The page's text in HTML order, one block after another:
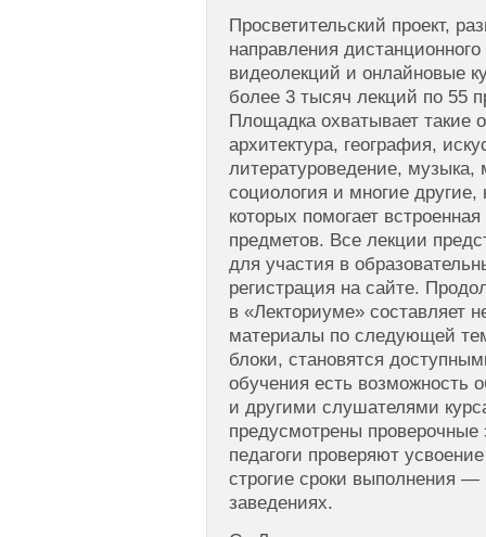
Просветительский проект,
направления
видеолекций и онлайновые
более 3 тысяч лекций по 55
Площадка охватывает такие
архитектура, география,
литературоведение, музыка,
социология и многие другие,
которых помогает
предметов. Все лекции
для участия в
регистрация на сайте.
в «Лекториуме» составляет
материалы по следующей
блоки, становятся
обучения есть возможность
и другими слушателями
предусмотрены
педагоги проверяют
строгие сроки выполнения
заведениях.